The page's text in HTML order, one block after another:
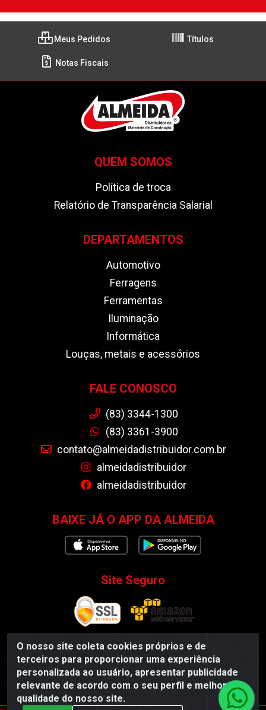
O nosso site coleta cookies próprios e de
terceiros para proporcionar uma experiência
personalizada ao usuário, apresentar publicidade
relevante de acordo com o seu perfil e melhorar a
qualidade do nosso site.
Meus Pedidos Títulos
Notas Fiscais
QUEM SOMOS
Política de troca
Relatório de Transparência Salarial
DEPARTAMENTOS
Automotivo
Ferragens
Ferramentas
Iluminação
Informática
Louças, metais e acessórios
FALE CONOSCO
(83) 3344-1300
(83) 3361-3900
contato@almeidadistribuidor.com.br
almeidadistribuidor
almeidadistribuidor
BAIXE JÁ O APP DA ALMEIDA
Site Seguro
Almeida Distribuidor - Rodovia BR 104, S/N, Centro -
Esperança/PB - CEP 58135-000 - CNPJ 35.419.548/0001-55